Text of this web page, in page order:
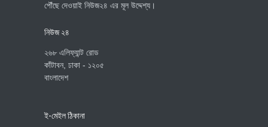
পৌঁছে দেওয়াই নিউজ২৪ এর মূল উদ্দেশ্য।
নিউজ ২৪
২৬৮ এলিফ্যান্ট রোড
কাঁটাবন, ঢাকা - ১২০৫
বাংলাদেশ
ই-মেইল ঠিকানা